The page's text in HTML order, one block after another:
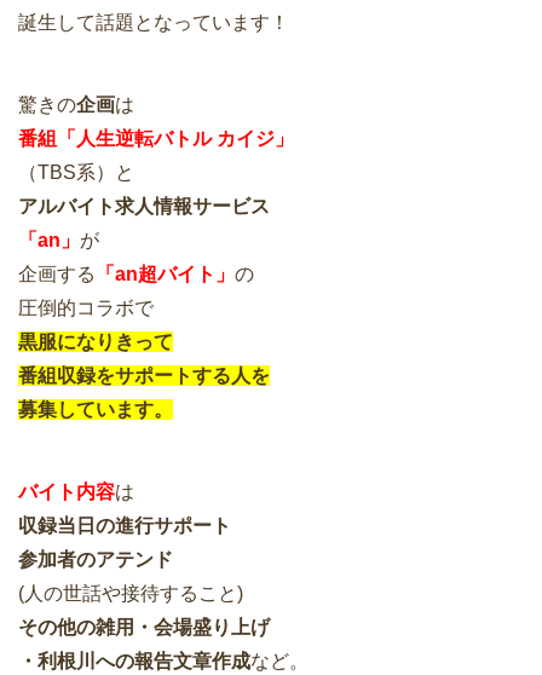
誕生して話題となっています！
驚きの企画は
番組「人生逆転バトル カイジ」
（TBS系）と
アルバイト求人情報サービス
「an」 が
企画する
「an超バイト」 の
圧倒的コラボで
黒服になりきって
番組収録をサポートする人を
募集しています。
バイト内容は
収録当日の進行サポート
参加者のアテンド
(人の世話や接待すること)
その他の雑用・会場盛り上げ
・利根川への報告文章作成など。